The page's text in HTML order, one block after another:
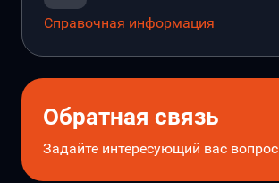
Справочная информация
Обратная связь
Задайте интересующий вас вопрос